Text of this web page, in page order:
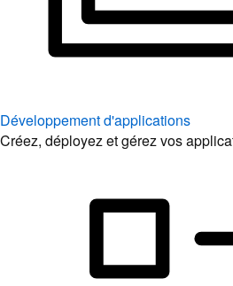
Développement d'applications
Créez, déployez et gérez vos